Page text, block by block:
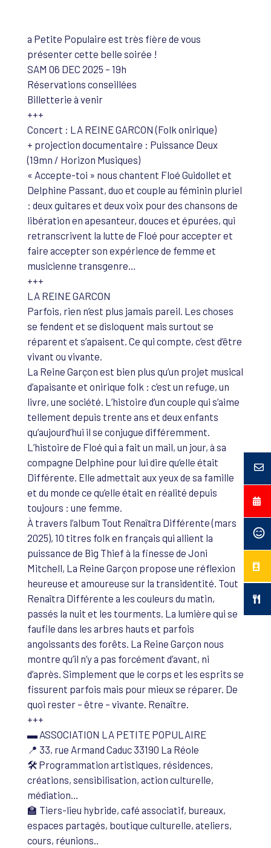
a Petite Populaire est très fière de vous
présenter cette belle soirée !
SAM 06 DEC 2025 – 19h
Réservations conseillées
Billetterie à venir
+++
Concert : LA REINE GARCON (Folk onirique)
+ projection documentaire : Puissance Deux
(19mn / Horizon Musiques)
« Accepte-toi » nous chantent Floé Guidollet et
Delphine Passant, duo et couple au féminin pluriel
: deux guitares et deux voix pour des chansons de
libération en apesanteur, douces et épurées, qui
retranscrivent la lutte de Floé pour accepter et
faire accepter son expérience de femme et
musicienne transgenre…
+++
LA REINE GARCON
Parfois, rien n’est plus jamais pareil. Les choses
se fendent et se disloquent mais surtout se
réparent et s’apaisent. Ce qui compte, c’est d’être
vivant ou vivante.
La Reine Garçon est bien plus qu’un projet musical
d’apaisante et onirique folk : c’est un refuge, un
livre, une société. L’histoire d’un couple qui s’aime
tellement depuis trente ans et deux enfants
qu’aujourd’hui il se conjugue différemment.
L’histoire de Floé qui a fait un mail, un jour, à sa
compagne Delphine pour lui dire qu’elle était
Différente. Elle admettait aux yeux de sa famille
et du monde ce qu’elle était en réalité depuis
toujours : une femme.
À travers l’album Tout Renaîtra Différente (mars
2025), 10 titres folk en français qui allient la
puissance de Big Thief à la finesse de Joni
Mitchell, La Reine Garçon propose une réflexion
heureuse et amoureuse sur la transidentité. Tout
Renaîtra Différente a les couleurs du matin,
passés la nuit et les tourments. La lumière qui se
faufile dans les arbres hauts et parfois
angoissants des forêts. La Reine Garçon nous
montre qu’il n’y a pas forcément d’avant, ni
d’après. Simplement que le corps et les esprits se
fissurent parfois mais pour mieux se réparer. De
quoi rester – être – vivante. Renaître.
+++
▬ ASSOCIATION LA PETITE POPULAIRE
📍 33, rue Armand Caduc 33190 La Réole
🛠️ Programmation artistiques, résidences,
créations, sensibilisation, action culturelle,
médiation…
🏫 Tiers-lieu hybride, café associatif, bureaux,
espaces partagés, boutique culturelle, ateliers,
cours, réunions..